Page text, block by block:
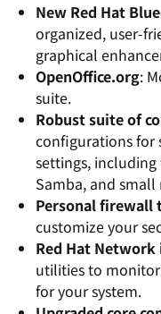
New Red Hat
organized, user-
graphical
OpenOffice.org:
suite.
Robust suite of
configurations for
settings,
Samba, and
Personal firewall
customize your
Red Hat
utilities to
for your system.